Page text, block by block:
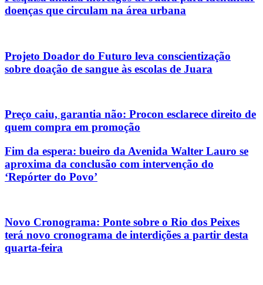
doenças que circulam na área urbana
Projeto Doador do Futuro leva conscientização
sobre doação de sangue às escolas de Juara
Preço caiu, garantia não: Procon esclarece direito de
quem compra em promoção
Fim da espera: bueiro da Avenida Walter Lauro se
aproxima da conclusão com intervenção do
‘Repórter do Povo’
Novo Cronograma: Ponte sobre o Rio dos Peixes
terá novo cronograma de interdições a partir desta
quarta-feira